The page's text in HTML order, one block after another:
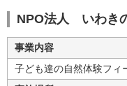
NPO法人 いわき
事業内容
子ども達の自然体験フィ